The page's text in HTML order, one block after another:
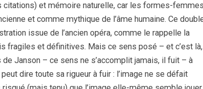
citations) et mémoire naturelle, car les formes-
et comme mythique de l’âme humaine. Ce
issue de l’ancien opéra, comme le rappelle la
fragiles et définitives. Mais ce sens posé – et c’est là,
Janson – ce sens ne s’accomplit jamais, il fuit – à
dire toute sa rigueur à fuir : l’image ne se défait